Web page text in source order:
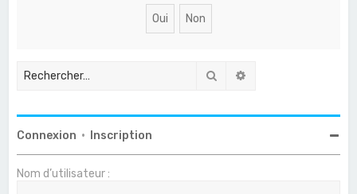
Rechercher
Connexion • Inscription
Nom d’utilisateur :